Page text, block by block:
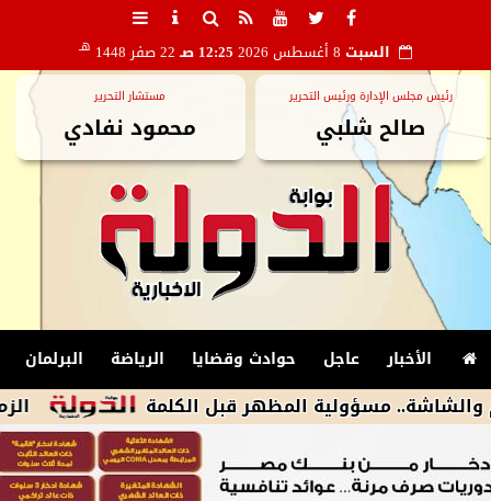
السبت 12:25 صـ 22 صفر 1448 هـ
رئيس مجلس الإدارة ورئيس التحرير
صالح شلبي
مستشار التحرير
محمود نفادي
الأخبار عاجل حوادث وقضايا الرياضة البرلمان
الزمالك يكشف أسباب استبعاد 4 مسؤولية المظهر قبل الكلمة